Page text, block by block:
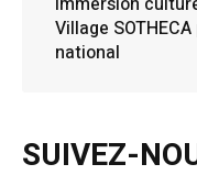
Village
national
SUIVEZ-